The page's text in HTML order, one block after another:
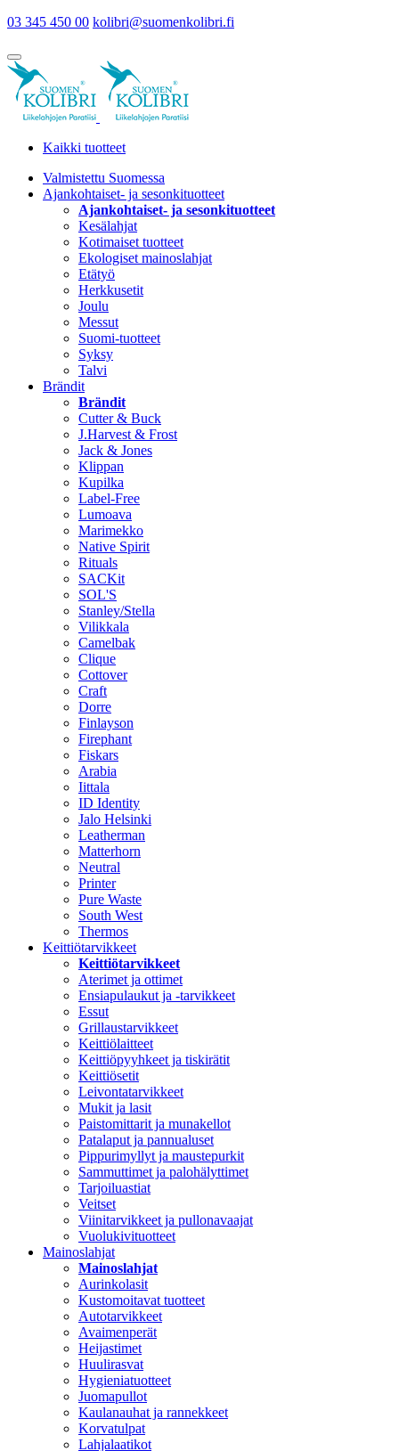
03 345 450 00 kolibri@suomenkolibri.fi
Kaikki tuotteet
Valmistettu Suomessa
Ajankohtaiset- ja sesonkituotteet
Ajankohtaiset- ja sesonkituotteet
Kesälahjat
Kotimaiset tuotteet
Ekologiset mainoslahjat
Etätyö
Herkkusetit
Joulu
Messut
Suomi-tuotteet
Syksy
Talvi
Brändit
Brändit
Cutter & Buck
J.Harvest & Frost
Jack & Jones
Klippan
Kupilka
Label-Free
Lumoava
Marimekko
Native Spirit
Rituals
SACKit
SOL'S
Stanley/Stella
Vilikkala
Camelbak
Clique
Cottover
Craft
Dorre
Finlayson
Firephant
Fiskars
Arabia
Iittala
ID Identity
Jalo Helsinki
Leatherman
Matterhorn
Neutral
Printer
Pure Waste
South West
Thermos
Keittiötarvikkeet
Keittiötarvikkeet
Aterimet ja ottimet
Ensiapulaukut ja -tarvikkeet
Essut
Grillaustarvikkeet
Keittiölaitteet
Keittiöpyyhkeet ja tiskirätit
Keittiösetit
Leivontatarvikkeet
Mukit ja lasit
Paistomittarit ja munakellot
Patalaput ja pannualuset
Pippurimyllyt ja maustepurkit
Sammuttimet ja palohälyttimet
Tarjoiluastiat
Veitset
Viinitarvikkeet ja pullonavaajat
Vuolukivituotteet
Mainoslahjat
Mainoslahjat
Aurinkolasit
Kustomoitavat tuotteet
Autotarvikkeet
Avaimenperät
Heijastimet
Huulirasvat
Hygieniatuotteet
Juomapullot
Kaulanauhat ja rannekkeet
Korvatulpat
Lahjalaatikot